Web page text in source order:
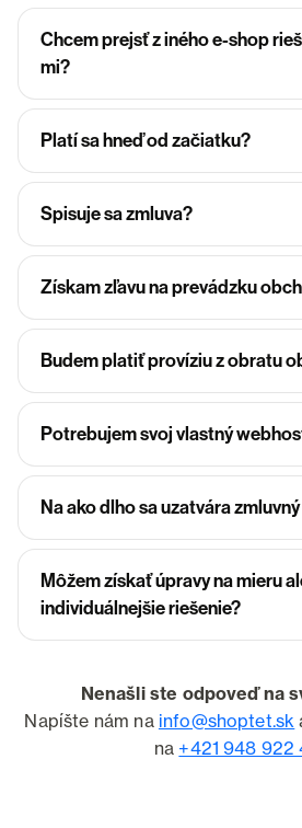
Chcem prejsť z iného e-shop
mi?
Platí sa hneď od začiatku?
Spisuje sa zmluva?
Získam zľavu na prevádzku
Budem platiť províziu z obratu
Potrebujem svoj vlastný
Na ako dlho sa uzatvára
Môžem získať úpravy na mieru
individuálnejšie riešenie?
Nenašli ste odpoveď na
Napíšte nám na info@shoptet.sk
na +421 948 922